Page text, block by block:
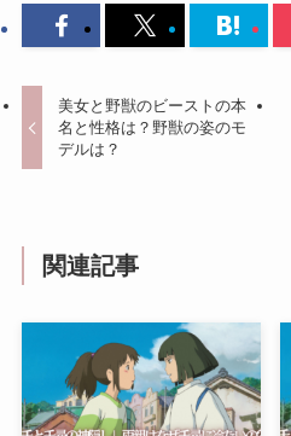
美女と野獣のビーストの本
名と性格は？野獣の姿のモ
デルは？
関連記事